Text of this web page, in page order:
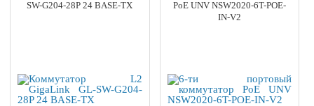
SW-G204-28P 24 BASE-TX
PoE UNV NSW2020-6T-POE-
IN-V2